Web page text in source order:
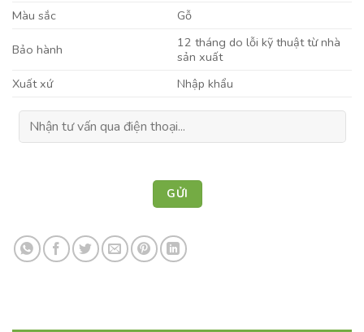
Màu sắc
Gỗ
Bảo hành
12 tháng do lỗi kỹ thuật từ nhà
sản xuất
Xuất xứ
Nhập khẩu